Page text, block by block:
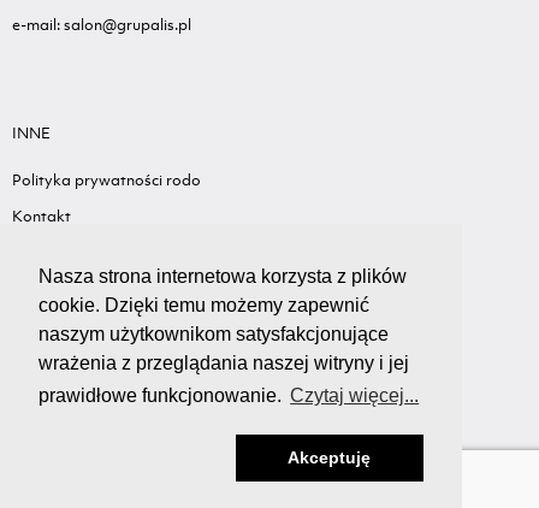
Nasza strona internetowa korzysta z plików
cookie. Dzięki temu możemy zapewnić
naszym użytkownikom satysfakcjonujące
wrażenia z przeglądania naszej witryny i jej
prawidłowe funkcjonowanie. Czytaj więcej...
Akceptuję
e-mail: salon@grupalis.pl
INNE
Polityka prywatności rodo
Kontakt
Standardy ochrony małoletnich
Wyceń swój samochód